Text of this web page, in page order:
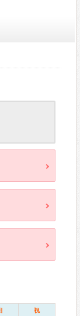
祝